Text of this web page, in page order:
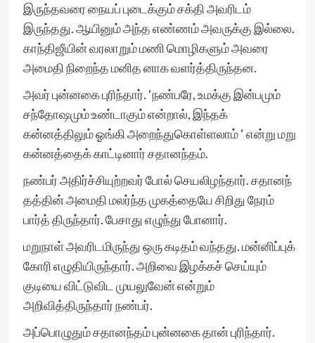
இருந்தவரை நையப் புடைக்கும் சக்தி அவரிடம்
இருந்தது. ஆயினும் அந்த எண்ணம் அவருக்கு இல்லை.
காந்திஜீயின் வரலாறும் மணி மொழிகளும் அவரை
அமைதி நிறைந்த மனித னாக வளர்த்திருந்தன.
அவர் புன்னகை புரிந்தார். ‘நண்பரே, உமக்கு இன்பமும்
சந்தோஷமும் உண்டாகும் என்றால், இந்தக்
கன்னத்திலும் ஓங்கி அறைந்துகொள்ளலாம் ‘ என்று மறு
கன்னத்தைக் காட்டினார் சதானந்தம்.
நண்பர் அதிர்ச்சியுற்றவர் போல் செயலிழந்தார். சதானந்
தத்தின் அமைதி மலர்ந்த முகத்தையே சிறிது நேரம்
பார்த் திருந்தார். பேசாது எழுந்து போனார்.
மறுநாள் அவரிடமிருந்து ஒரு கடிதம் வந்தது. மன்னிப்புக்
கோரி எழுதியிருந்தார். அறிவை இழக்கச் செய்யும்
குடியை விட்டுவிட முயலுவேன் என்றும்
அறிவித்திருந்தார் நண்பர்.
அப்பொழுதும் சதானந்தம் புன்னகை தான் புரிந்தார்.